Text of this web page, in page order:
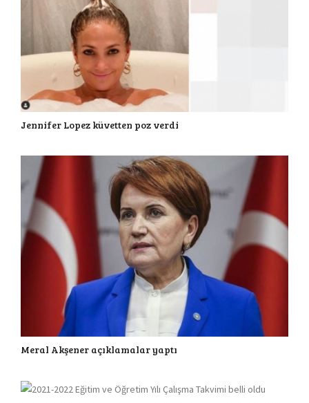
Jennifer Lopez küvetten poz verdi
Meral Akşener açıklamalar yaptı